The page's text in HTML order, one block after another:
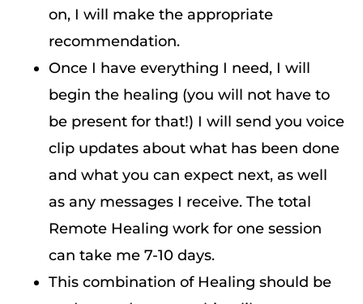
on, I will make the appropriate
recommendation.
Once I have everything I need, I will
begin the healing (you will not have to
be present for that!) I will send you voice
clip updates about what has been done
and what you can expect next, as well
as any messages I receive. The total
Remote Healing work for one session
can take me 7-10 days.
This combination of Healing should be